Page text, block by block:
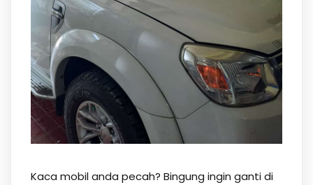
Kaca mobil anda pecah? Bingung ingin ganti di